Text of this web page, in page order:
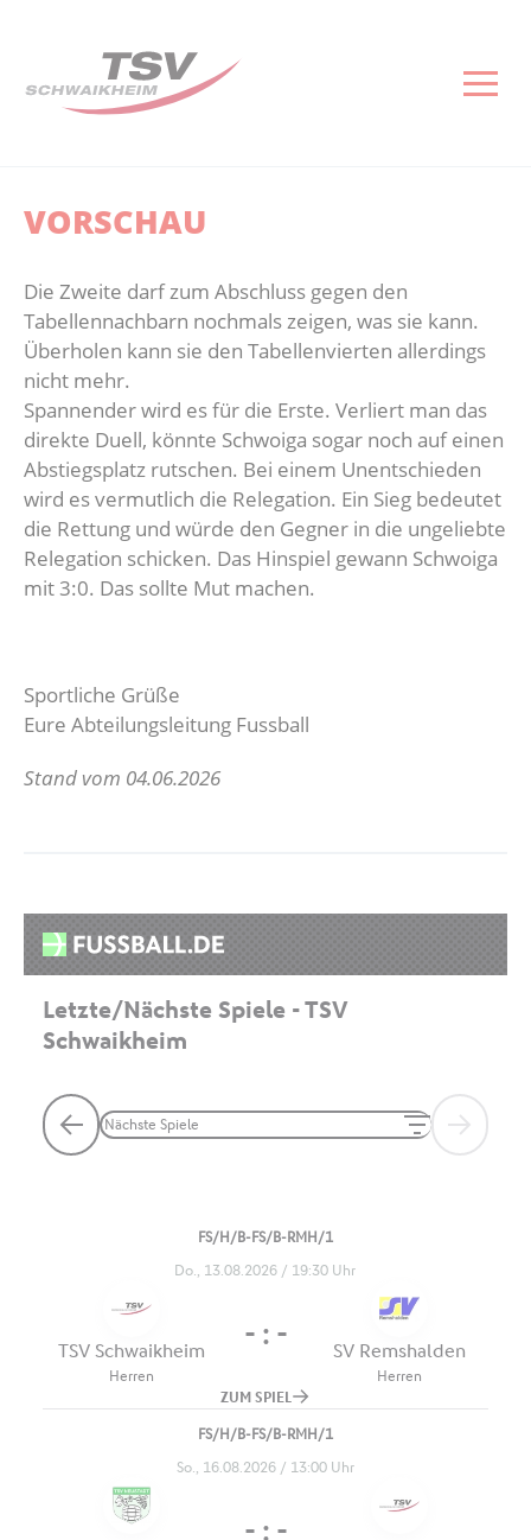
Gesundheitssport
Aktuelles
Kontakt
Reha-Sport
Aktuelles
Anmeldeliste Rehasport
Kontakt
Abteilung
Abteilungsleitung
Platzbelegung
Herren
Herren 1
Herren 3
Junioren
A-Junioren
C-Junioren
D1-Junioren
D2-Junioren
E1-Junioren
E2-Junioren
E3-Junioren
F2-Junioren
G-Junioren
Turnen und Gymnastik
Aktuelles
Gymnastik
Kinderturnen
Wettkampfturnen
Abteilung
Kontakt
Kollektion
Volleyball
Aktuelles
Kontakt
Basketball
Nächste Spiele
Vereinsshop
Herren
Junioren
Hobby
Infos und Arbeitsdienste
Abteilungsleitung
Tischtennis
Aktuelles
Abteilungsleitung
Dies & Das
Ski und Snowboard
Aktuelles
Kontakt
Senioren
Aktuelles
Kontakt
Verein
Aktuelles
Geschäftsstelle
Mitglied werden
Sportstätten
Vereinsgaststätte
Kontakt
Impressum
Socialmedia
Schutzkonzept
VORSCHAU
Die Zweite darf zum Abschluss gegen den
Tabellennachbarn nochmals zeigen, was sie kann.
Überholen kann sie den Tabellenvierten allerdings
nicht mehr.
Spannender wird es für die Erste. Verliert man das
direkte Duell, könnte Schwoiga sogar noch auf einen
Abstiegsplatz rutschen. Bei einem Unentschieden
wird es vermutlich die Relegation. Ein Sieg bedeutet
die Rettung und würde den Gegner in die ungeliebte
Relegation schicken. Das Hinspiel gewann Schwoiga
mit 3:0. Das sollte Mut machen.
Sportliche Grüße
Eure Abteilungsleitung Fussball
Stand vom 04.06.2026